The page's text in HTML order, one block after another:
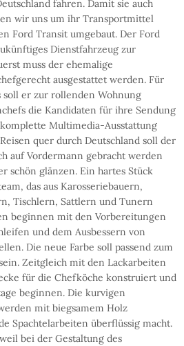
fahren. Damit sie auch
wir uns um ihr Transportmittel
Ford Transit umgebaut. Der Ford
Dienstfahrzeug zur
muss der ehemalige
ausgestattet werden. Für
soll er zur rollenden Wohnung
die Kandidaten für ihre Sendung
Multimedia-Ausstattung
quer durch Deutschland soll der
auf Vordermann gebracht werden
schön glänzen. Ein hartes Stück
das aus Karosseriebauern,
Tischlern, Sattlern und Tunern
beginnen mit den Vorbereitungen
und dem Ausbessern von
Die neue Farbe soll passend zum
Zeitgleich mit den Lackarbeiten
für die Chefköche konstruiert und
beginnen. Die kurvigen
mit biegsamem Holz
Spachtelarbeiten überflüssig macht.
bei der Gestaltung des